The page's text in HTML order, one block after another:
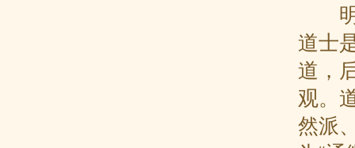
明
道士
道，
观。
然派